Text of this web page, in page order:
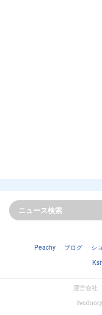
Peachy ブログ シ
運営会社
livedoor